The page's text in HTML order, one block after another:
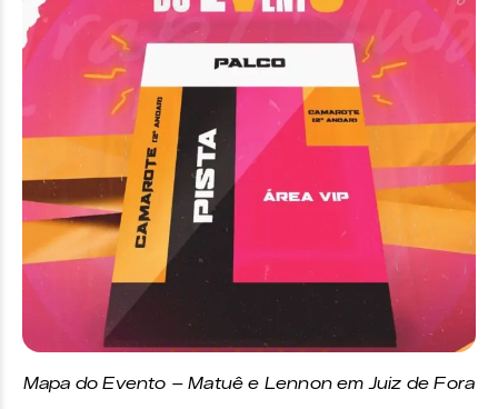
Mapa do Evento – Matuê e Lennon em Juiz de Fora